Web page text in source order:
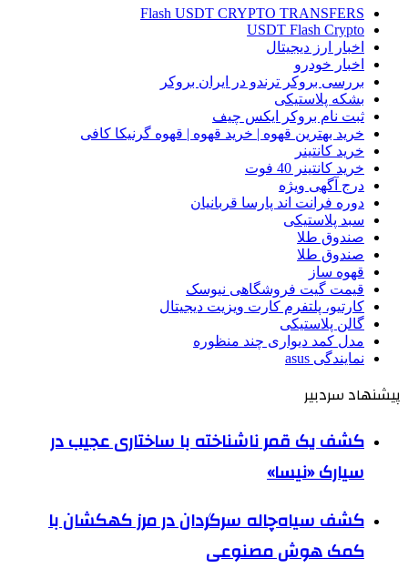
Flash USDT CRYPTO TRANSFERS
USDT Flash Crypto
اخبار ارز دیجیتال
اخبار خودرو
بررسی بروکر ترندو در ایران بروکر
بشکه پلاستیکی
ثبت نام بروکر ایکس چیف
خرید بهترین قهوه | خرید قهوه | قهوه گرنیکا کافی
خرید کانتینر
خرید کانتینر 40 فوت
درج آگهی ویژه
دوره فرانت اند پارسا قربانیان
سبد پلاستیکی
صندوق طلا
صندوق طلا
قهوه ساز
قیمت گیت فروشگاهی نیوسک
کارتیو، پلتفرم کارت ویزیت دیجیتال
گالن پلاستیکی
مدل کمد دیواری چند منظوره
نمایندگی asus
پیشنهاد سردبیر
کشف یک قمر ناشناخته با ساختاری عجیب در
سیارک «نیسا»
کشف سیاه‌چاله سرگردان در مرز کهکشان با
کمک هوش مصنوعی